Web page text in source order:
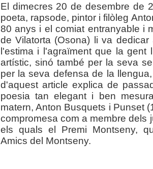
El dimecres 20 de desembre de
poeta, rapsode, pintor i filòleg
80 anys i el comiat entranyable i
de Vilatorta (Osona) li va
l'estima i l'agraïment que la
artístic, sinó també per la seva
per la seva defensa de la
d'aquest article explica de
poesia tan elegant i ben
matern, Anton Busquets i Punset
compromesa com a membre dels
els quals el Premi Montseny,
Amics del Montseny.